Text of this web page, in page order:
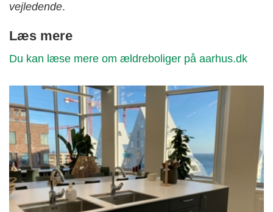
vejledende.
Læs mere
Du kan læse mere om ældreboliger på aarhus.dk